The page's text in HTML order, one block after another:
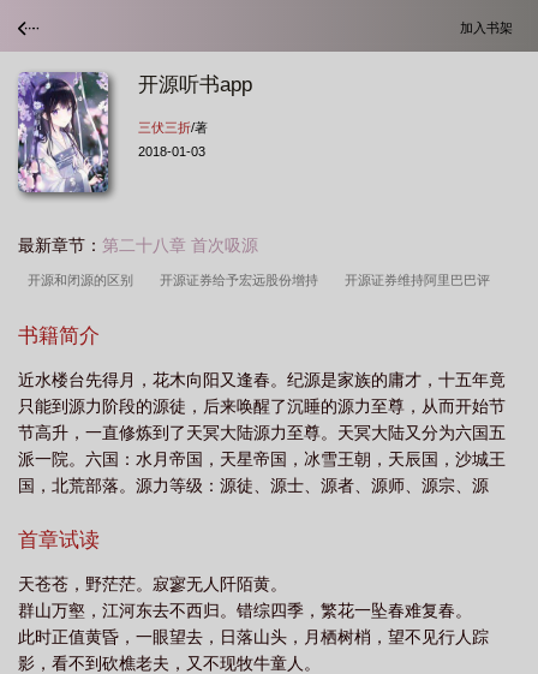
加入书架
开源听书app
三伏三折/著
2018-01-03
最新章节： 第二十八章 首次吸源
开源和闭源的区别 开源证券给予宏远股份增持 开源证券维持阿里巴巴评
白酒底部布局
源证券关注高端黄金 开源市属哪个省 开源证券肥猫app 开源证券给予芒果
超媒买入评级 开源证券积极布局超调机会 开源鸿蒙 开源证券科技为
先 开源中国 开源证券给予完美世界买入评级 开源证券给予吉宏股份买入评
级 开源是什么意思 开源证券给予三美股份买入评级 开源鸿蒙pc 开源
moltbook引爆ai社交 开源证券给予澜起科技买入评级
么 开源压缩工具peazip11发布 开源证券给予派能科技增持评级 开源证券首
次覆盖华资实业 开源证券谈2026年房地产
书籍简介
近水楼台先得月，花木向阳又逢春。纪源是家族的庸才，十五年竟
只能到源力阶段的源徒，后来唤醒了沉睡的源力至尊，从而开始节
节高升，一直修炼到了天冥大陆源力至尊。天冥大陆又分为六国五
派一院。六国：水月帝国，天星帝国，冰雪王朝，天辰国，沙城王
国，北荒部落。源力等级：源徒、源士、源者、源师、源宗、源
巅，成为最强者。
首章试读
天苍苍，野茫茫。寂寥无人阡陌黄。
群山万壑，江河东去不西归。错综四季，繁花一坠春难复春。
此时正值黄昏，一眼望去，日落山头，月栖树梢，望不见行人踪
影，看不到砍樵老夫，又不现牧牛童人。